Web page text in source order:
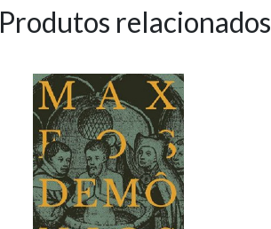
Produtos relacionados